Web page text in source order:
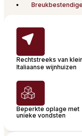
Rechtstreeks van
Italiaanse wijnhuizen
Beperkte oplage met
unieke vondsten